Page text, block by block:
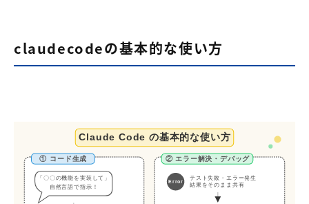
claudecodeの基本的な使い方
Claude Code の基本的な使い方
① コード生成
「〇〇の機能を実装して」
自然言語で指示！
② エラー解決・デバッグ
Error
テスト失敗・エラー発生
結果をそのまま共有